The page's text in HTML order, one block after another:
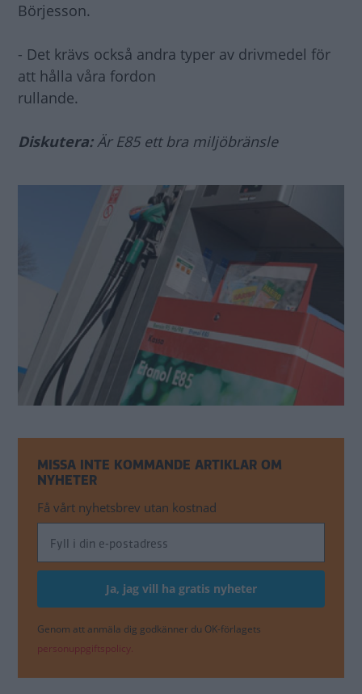
Börjesson.
- Det krävs också andra typer av drivmedel för
att hålla våra fordon
rullande.
Diskutera:Är E85 ett bra miljöbränsle
MISSA INTE KOMMANDE ARTIKLAR OM
NYHETER
Få vårt nyhetsbrev utan kostnad
Genom att anmäla dig godkänner du OK-förlagets
personuppgiftspolicy.